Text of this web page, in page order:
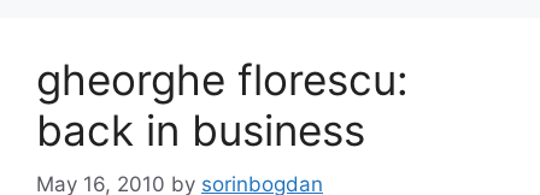
gheorghe florescu:
back in business
May 16, 2010 by sorinbogdan